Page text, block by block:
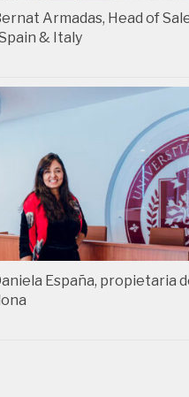
Armadas, Head of
& Italy
España, propietaria